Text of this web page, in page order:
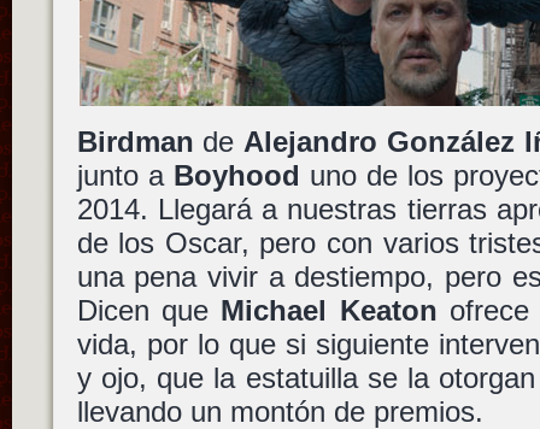
Birdman de Alejandro González
junto a Boyhood uno de los
2014. Llegará a nuestras tierras
de los Oscar, pero con varios
una pena vivir a destiempo, pero
Dicen que Michael Keaton
vida, por lo que si siguiente
y ojo, que la estatuilla se la
llevando un montón de premios.